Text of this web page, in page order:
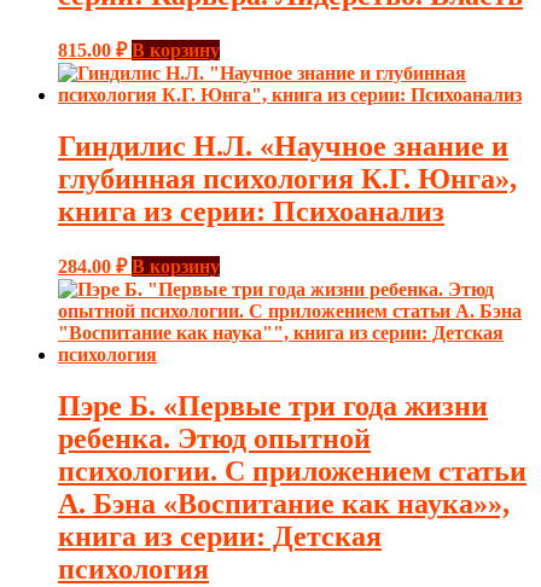
815.00 ₽ В корзину
Гиндилис Н.Л. «Научное знание и
глубинная психология К.Г. Юнга»,
книга из серии: Психоанализ
284.00 ₽ В корзину
Пэре Б. «Первые три года жизни
ребенка. Этюд опытной
психологии. С приложением статьи
А. Бэна «Воспитание как наука»»,
книга из серии: Детская
психология